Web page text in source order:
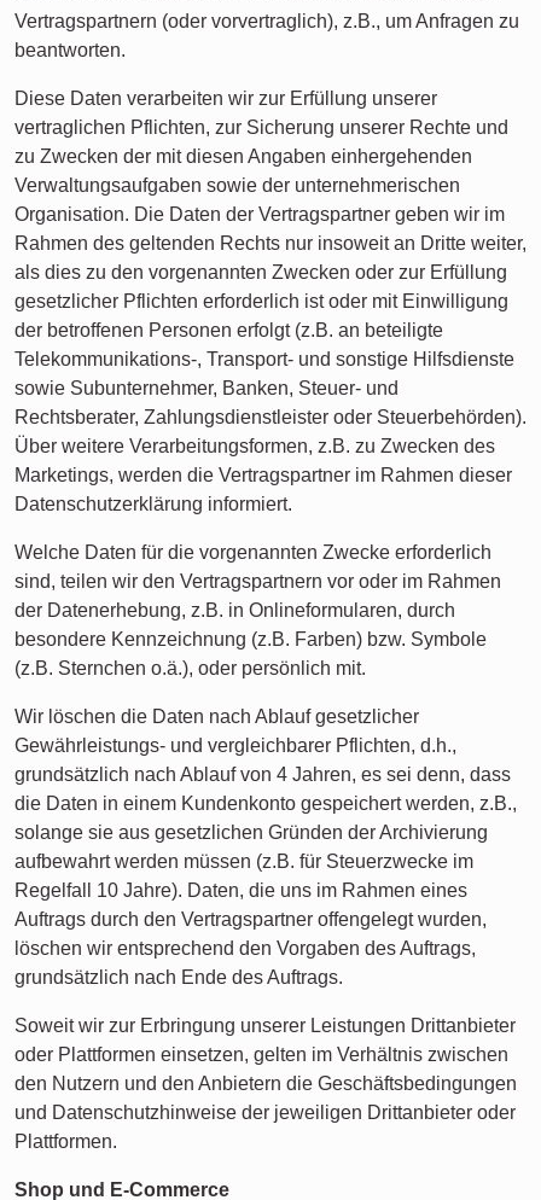
Vertragspartnern (oder vorvertraglich), z.B., um Anfragen zu
beantworten.
Diese Daten verarbeiten wir zur Erfüllung unserer
vertraglichen Pflichten, zur Sicherung unserer Rechte und
zu Zwecken der mit diesen Angaben einhergehenden
Verwaltungsaufgaben sowie der unternehmerischen
Organisation. Die Daten der Vertragspartner geben wir im
Rahmen des geltenden Rechts nur insoweit an Dritte weiter,
als dies zu den vorgenannten Zwecken oder zur Erfüllung
gesetzlicher Pflichten erforderlich ist oder mit Einwilligung
der betroffenen Personen erfolgt (z.B. an beteiligte
Telekommunikations-, Transport- und sonstige Hilfsdienste
sowie Subunternehmer, Banken, Steuer- und
Rechtsberater, Zahlungsdienstleister oder Steuerbehörden).
Über weitere Verarbeitungsformen, z.B. zu Zwecken des
Marketings, werden die Vertragspartner im Rahmen dieser
Datenschutzerklärung informiert.
Welche Daten für die vorgenannten Zwecke erforderlich
sind, teilen wir den Vertragspartnern vor oder im Rahmen
der Datenerhebung, z.B. in Onlineformularen, durch
besondere Kennzeichnung (z.B. Farben) bzw. Symbole
(z.B. Sternchen o.ä.), oder persönlich mit.
Wir löschen die Daten nach Ablauf gesetzlicher
Gewährleistungs- und vergleichbarer Pflichten, d.h.,
grundsätzlich nach Ablauf von 4 Jahren, es sei denn, dass
die Daten in einem Kundenkonto gespeichert werden, z.B.,
solange sie aus gesetzlichen Gründen der Archivierung
aufbewahrt werden müssen (z.B. für Steuerzwecke im
Regelfall 10 Jahre). Daten, die uns im Rahmen eines
Auftrags durch den Vertragspartner offengelegt wurden,
löschen wir entsprechend den Vorgaben des Auftrags,
grundsätzlich nach Ende des Auftrags.
Soweit wir zur Erbringung unserer Leistungen Drittanbieter
oder Plattformen einsetzen, gelten im Verhältnis zwischen
den Nutzern und den Anbietern die Geschäftsbedingungen
und Datenschutzhinweise der jeweiligen Drittanbieter oder
Plattformen.
Shop und E-Commerce